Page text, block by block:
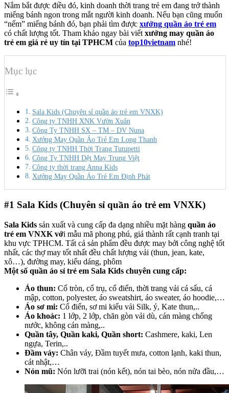
Nắm bắt được điều đó, kinh doanh thời trang trẻ em đang trở thành
miếng bánh ngon trong mắt người kinh doanh. Nếu bạn cũng muốn
“nếm” miếng bánh đó, bạn phải tìm được xưởng quần áo trẻ em
có chất lượng tốt. Tham khảo ngay bài viết xưởng may quần áo
trẻ em giá rẻ uy tín tại TPHCM của top10vietnam nhé!
Mục lục
Sala Kids (Chuyên sỉ quần áo trẻ em VNXK)
Công ty TNHH XNK Vườn Xuân
Công Ty TNHH SX – TM – DV Nuna
Xưởng May Quần Áo Trẻ Em Long Thanh
Công ty TNHH Thời Trang Tutupetti
Công Ty TNHH Dệt May Trung Việt
Công ty thời trang Anna Kids
Xưởng May Quần Áo Trẻ Em Định Phát
#1 Sala Kids (Chuyên sỉ quần áo trẻ em VNXK)
Sala Kids sản xuất và cung cấp đa dạng nhiều mặt hàng quần áo
trẻ em VNXK với mẫu mã phong phú, giá thành rất cạnh tranh tại
khu vực TPHCM. Tất cả sản phẩm đều được may bởi công nghệ tốt
nhất, các thợ may tốt nhất đều chất lượng vải (thun, jean, kate,
xô…), đường may, kiểu dáng, phôm
Một số quần áo sỉ trẻ em Sala Kids chuyên cung cấp:
Áo thun: Cổ tròn, cổ trụ, cổ điển, thời trang vải cá sấu, cá
mập, cotton, polyester, áo sweatshirt, áo sweater, áo hoodie,…
Áo sơ mi: Cổ điển, sơ mi kiểu vải Silk, ý, Kate thun,..
Áo khoác: 1 lớp, 2 lớp, chăn gòn vải dù, cán màng chống
nước, không cán màng,..
Quần tây, Quần kaki, Quần short: Cashmere, kaki, Len
ngựa, Terin,..
Đầm váy: Chân váy, Đầm tuyết mưa, cotton lạnh, kaki thun,
cát nhật,…
Nón mũ: Nón lưỡi trai (nón kết), nón tai bèo, nón nửa đầu,…